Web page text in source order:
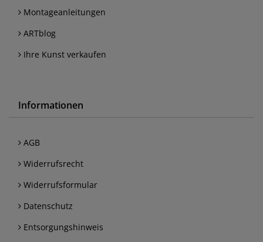
Montageanleitungen
ARTblog
Ihre Kunst verkaufen
Informationen
AGB
Widerrufsrecht
Widerrufsformular
Datenschutz
Entsorgungshinweis